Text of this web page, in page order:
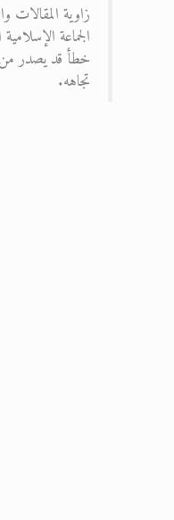
زاوية المقالات
الجماعة
خطأ قد يصدر من
تجاهه.